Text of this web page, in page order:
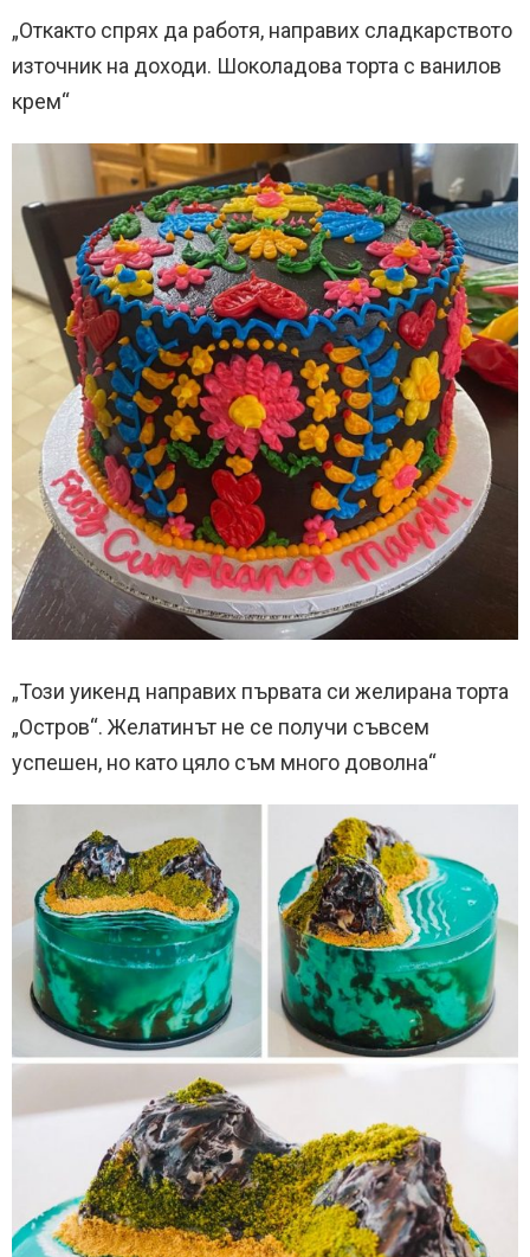
„Откакто спрях да работя, направих сладкарството
източник на доходи. Шоколадова торта с ванилов
крем“
„Този ​​уикенд направих първата си желирана торта
„Остров“. Желатинът не се получи съвсем
успешен, но като цяло съм много доволна“